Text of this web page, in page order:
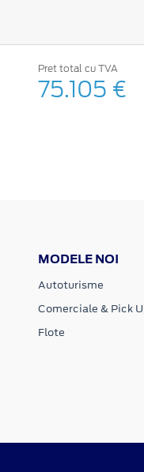
Pret total cu TVA
75.105 €
MODELE NOI
Autoturisme
Comerciale & Pick
Flote